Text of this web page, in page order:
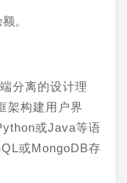
。
分离的设计理
架构建用户界
或Java等语
或MongoDB存